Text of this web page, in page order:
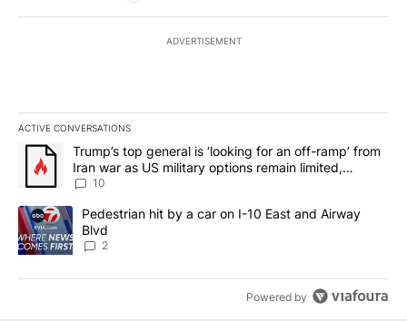
ADVERTISEMENT
ACTIVE CONVERSATIONS
The following is a list of the most commented articles in the last
A trending article titled "Trump’s top general is ‘looking for an
Trump’s top general is ‘looking for an off-ramp’ from
Iran war as US military options remain limited,
sources say
10
A trending article titled "Pedestrian hit by a car on I-10 East and
Pedestrian hit by a car on I-10 East and Airway
Blvd
2
Powered by